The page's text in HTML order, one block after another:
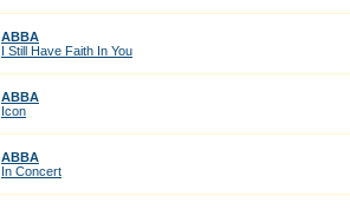
ABBA
I Still Have Faith In You
ABBA
Icon
ABBA
In Concert